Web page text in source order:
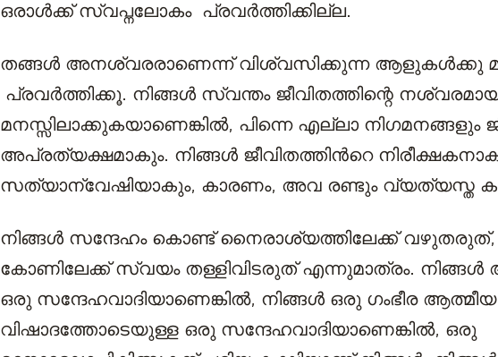
ഒരാൾക്ക് സ്വപ്നലോകം പ്രവർത്തിക്കില്ല.
തങ്ങൾ അനശ്വരരാണെന്ന് വിശ്വസിക്കുന്ന ആളുകൾക്കു
പ്രവർത്തിക്കൂ. നിങ്ങൾ സ്വന്തം ജീവിതത്തിന്റെ
മനസ്സിലാക്കുകയാണെങ്കിൽ, പിന്നെ എല്ലാ നിഗമനങ്ങളും
അപ്രത്യക്ഷമാകും. നിങ്ങൾ ജീവിതത്തിന്‍റെ
സത്യാന്വേഷിയാകും, കാരണം, അവ രണ്ടും വ്യത്യസ്ത
നിങ്ങൾ സന്ദേഹം കൊണ്ട് നൈരാശ്യത്തിലേക്ക് വഴുതരുത്,
കോണിലേക്ക് സ്വയം തള്ളിവിടരുത് എന്നുമാത്രം.
ഒരു സന്ദേഹവാദിയാണെങ്കിൽ, നിങ്ങൾ ഒരു ഗംഭീര
വിഷാദത്തോടെയുള്ള ഒരു സന്ദേഹവാദിയാണെങ്കിൽ, ഒരു